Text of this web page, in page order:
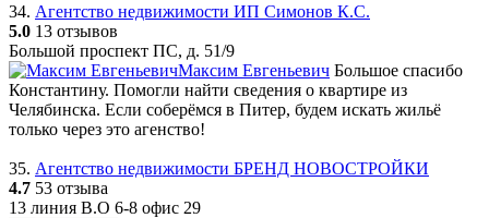
34. Агентство недвижимости ИП Симонов К.С.
5.0 13 отзывов
Большой проспект ПС, д. 51/9
Максим Евгеньевич Большое спасибо
Константину. Помогли найти сведения о квартире из
Челябинска. Если соберёмся в Питер, будем искать жильё
только через это агенство!
35. Агентство недвижимости БРЕНД НОВОСТРОЙКИ
4.7 53 отзыва
13 линия В.О 6-8 офис 29